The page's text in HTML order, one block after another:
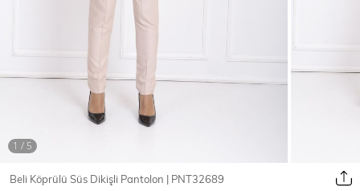
Beli Köprülü Süs Dikişli Pantolon | PNT32689